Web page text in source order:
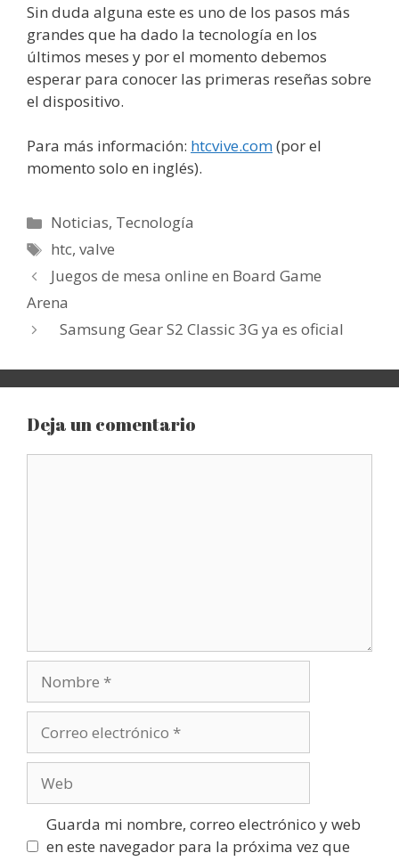
Sin duda alguna este es uno de los pasos más
grandes que ha dado la tecnología en los
últimos meses y por el momento debemos
esperar para conocer las primeras reseñas sobre
el dispositivo.
Para más información: htcvive.com(por el
momento solo en inglés).
Categorías
Noticias, Tecnología
Etiquetas
htc,valve
Juegos de mesa online en Board Game
Arena
Samsung Gear S2 Classic 3G ya es oficial
Deja un comentario
electrónico
Guarda mi nombre, correo electrónico y web
en este navegador para la próxima vez que